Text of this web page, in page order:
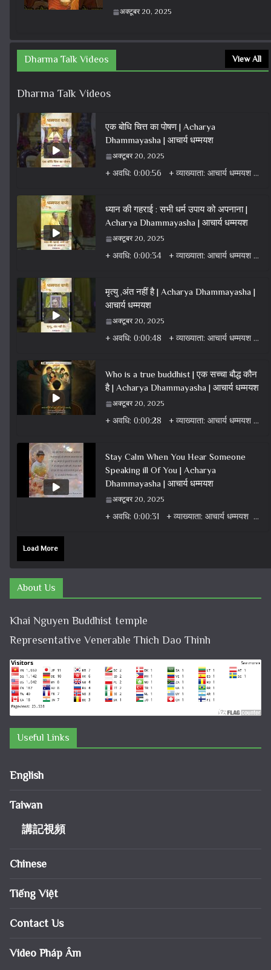
अक्टूबर 20, 2025
Dharma Talk Videos View All
Dharma Talk Videos
एक बोधि चित्त का पोषण | Acharya
Dhammayasha | आचार्य धम्मयश
अक्टूबर 20, 2025
+ अवधि: 0:00:56 + व्याख्याता: आचार्य धम्मयश + वर्ग: वीडियो + विषय: धर्म वार्ता वीडियो + एल्बम: धर्म
ध्यान की गहराई : सभी धर्म उपाय को अपनाना |
Acharya Dhammayasha | आचार्य धम्मयश
अक्टूबर 20, 2025
+ अवधि: 0:00:34 + व्याख्याता: आचार्य धम्मयश + वर्ग: वीडियो + विषय: धर्म वार्ता वीडियो + एल्बम: धर्म
मृत्यु ,अंत नहीं है | Acharya Dhammayasha |
आचार्य धम्मयश
अक्टूबर 20, 2025
+ अवधि: 0:00:48 + व्याख्याता: आचार्य धम्मयश + वर्ग: वीडियो + विषय: धर्म वार्ता वीडियो + एल्बम: धर्म
Who is a true buddhist | एक सच्चा बौद्ध कौन
है | Acharya Dhammayasha | आचार्य धम्मयश
अक्टूबर 20, 2025
+ अवधि: 0:00:28 + व्याख्याता: आचार्य धम्मयश + वर्ग: वीडियो + विषय: धर्म वार्ता वीडियो + एल्बम: धर्म
Stay Calm When You Hear Someone
Speaking ill Of You | Acharya
Dhammayasha | आचार्य धम्मयश
अक्टूबर 20, 2025
+ अवधि: 0:00:31 + व्याख्याता: आचार्य धम्मयश + वर्ग: वीडियो + विषय: धर्म वार्ता वीडियो + एल्बम: धर्म
Load More
About Us
Khai Nguyen Buddhist temple
Representative Venerable Thich Dao Thinh
Useful Links
English
Taiwan
講記視頻
Chinese
Tiếng Việt
Contact Us
Video Pháp Âm